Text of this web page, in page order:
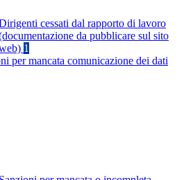
cessati dal rapporto di lavoro
da pubblicare sul sito
1
per mancata comunicazione dei dati